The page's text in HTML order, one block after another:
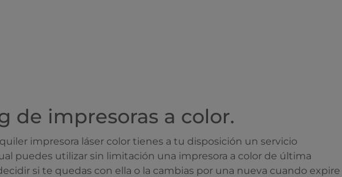
de impresoras a color.
impresora láser color tienes a tu disposición un servicio
puedes utilizar sin limitación una impresora a color de última
si te quedas con ella o la cambias por una nueva cuando expire